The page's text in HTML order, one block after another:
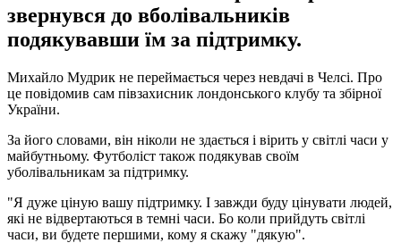
звернувся до вболівальників
подякувавши їм за підтримку.
Михайло Мудрик не переймається через невдачі в Челсі. Про
це повідомив сам півзахисник лондонського клубу та збірної
України.
За його словами, він ніколи не здається і вірить у світлі часи у
майбутньому. Футболіст також подякував своїм
уболівальникам за підтримку.
"Я дуже ціную вашу підтримку. І завжди буду цінувати людей,
які не відвертаються в темні часи. Бо коли прийдуть світлі
часи, ви будете першими, кому я скажу "дякую".